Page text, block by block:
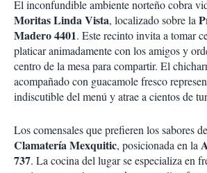
El inconfundible ambiente norteño cobra
Moritas Linda Vista, localizado sobre la
Madero 4401. Este recinto invita a tomar
platicar animadamente con los amigos y
centro de la mesa para compartir. El
acompañado con guacamole fresco
indiscutible del menú y atrae a cientos de
Los comensales que prefieren los sabores
Clamatería Mexquitic, posicionada en la
737. La cocina del lugar se especializa en